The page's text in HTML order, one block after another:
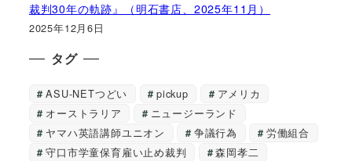
裁判30年の軌跡』（明石書店、2025年11月）
2025年12月6日
タグ
ASU-NETつどい pickup
アメリカ
オーストラリア
ニュージーランド
ヤマハ英語講師ユニオン
争議行為
労働組合
守口市学童保育雇い止め裁判
森岡孝二